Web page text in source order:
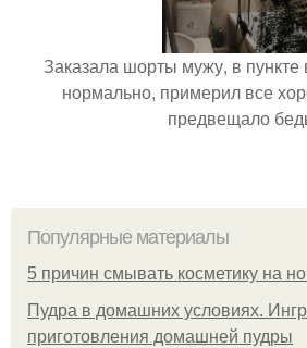
Заказала шорты мужу, в
нормально, примерил все
предвещало
Популярные материалы
5 причин смывать косметику на
Пудра в домашних условиях.
приготовления домашней пудры